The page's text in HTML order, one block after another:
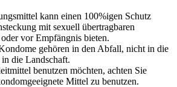
kann einen 100%igen Schutz
mit sexuell übertragbaren
vor Empfängnis bieten.
gehören in den Abfall, nicht in die
die Landschaft.
benutzen möchten, achten Sie
Mittel zu benutzen.